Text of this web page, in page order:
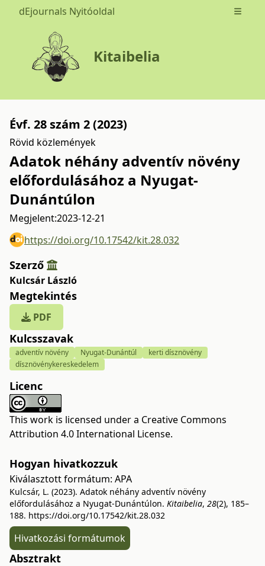
dEjournals Nyitóoldal Open
Kitaibelia
Évf. 28 szám 2 (2023)
Rövid közlemények
Adatok néhány adventív növény
előfordulásához a Nyugat-
Dunántúlon
Megjelent:2023-12-21
https://doi.org/10.17542/kit.28.032
Szerző
Kulcsár László
Megtekintés
PDF
Kulcsszavak
adventív növény Nyugat-Dunántúl
kerti dísznövény
dísznövénykereskedelem
Licenc
This work is licensed under a Creative Commons
Attribution 4.0 International License.
Hogyan hivatkozzuk
Kiválasztott formátum: APA
Kulcsár, L. (2023). Adatok néhány adventív növény
előfordulásához a Nyugat-Dunántúlon. Kitaibelia, 28(2), 185–
188. https://doi.org/10.17542/kit.28.032
Hivatkozási formátumok
Absztrakt